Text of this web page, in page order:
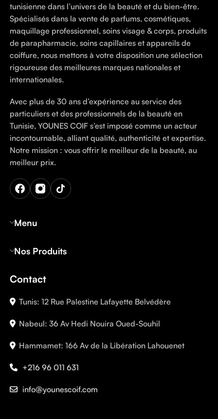
tunisienne dans l’univers de la beauté et du bien-être.
Spécialisés dans la vente de parfums, cosmétiques,
maquillage professionnel, soins visage & corps, produits
de parapharmacie, soins capillaires et appareils de
coiffure, nous mettons à votre disposition une sélection
rigoureuse des meilleures marques nationales et
internationales.
Avec plus de 30 ans d’expérience au service des
particuliers et des professionnels de la beauté en
Tunisie, YOUNES COIF s’est imposé comme un acteur
incontournable, alliant qualité, authenticité et expertise.
Notre mission : vous offrir le meilleur de la beauté, au
meilleur prix.
Menu
Nos Produits
Contact
Tunis: 12 Rue Palestine Lafayette Belvédère
Nabeul: 36 Av Hedi Nouira Oued-Souhil
Hammamet: 166 Av de la Libération Lahouenet
+216 96 011 631
info@younescoif.com